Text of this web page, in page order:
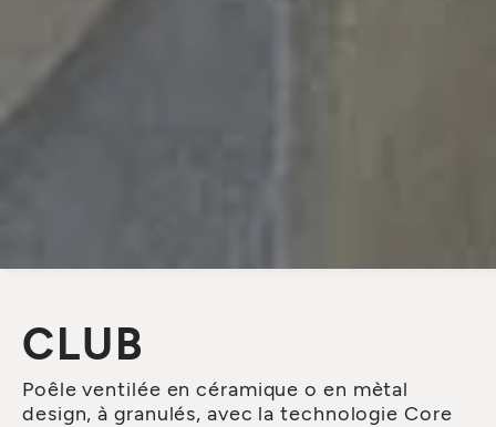
CLUB
Poêle ventilée en céramique o en mètal
design, à granulés, avec la technologie Core